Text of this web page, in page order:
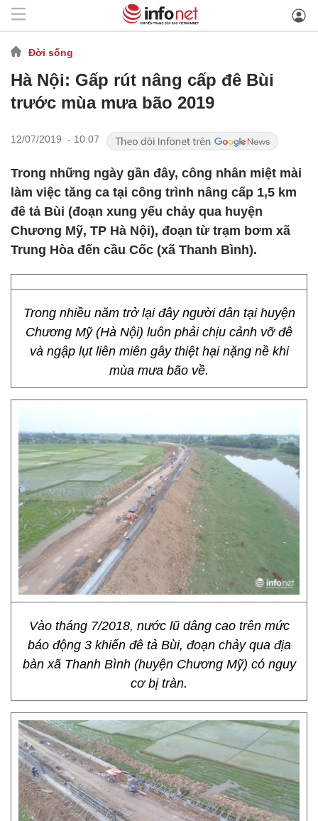
Đời sống
Hà Nội: Gấp rút nâng cấp đê Bùi
trước mùa mưa bão 2019
12/07/2019 - 10:07
Trong những ngày gần đây, công nhân miệt mài
làm việc tăng ca tại công trình nâng cấp 1,5 km
đê tả Bùi (đoạn xung yếu chảy qua huyện
Chương Mỹ, TP Hà Nội), đoạn từ trạm bơm xã
Trung Hòa đến cầu Cốc (xã Thanh Bình).
Trong nhiều năm trở lại đây người dân tại huyện
Chương Mỹ (Hà Nội) luôn phải chịu cảnh vỡ đê
và ngập lụt liên miên gây thiệt hại nặng nề khi
mùa mưa bão về.
Vào tháng 7/2018, nước lũ dâng cao trên mức
báo động 3 khiến đê tả Bùi, đoạn chảy qua địa
bàn xã Thanh Bình (huyện Chương Mỹ) có nguy
cơ bị tràn.